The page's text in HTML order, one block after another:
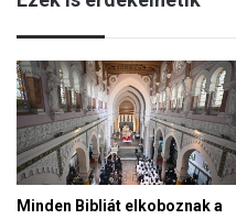
f
e
n
y
e
g
e
t
i
l
e
t
t
a
k
eMinden Bibliát elkoboznak a